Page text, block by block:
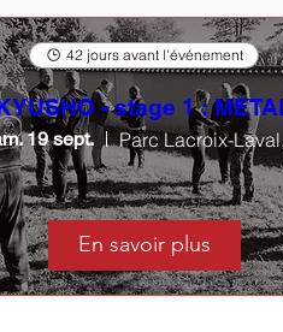
42 jours avant l'événement
- stage 1 :
19 sept.
En savoir plus